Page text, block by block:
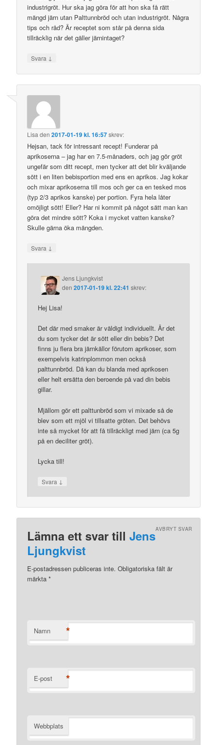
industrigröt. Hur ska jag göra för att hon ska få rätt
mängd järn utan Palttunnbröd och utan industrigröt. Några
tips och råd? Är receptet som står på denna sida
tillräcklig när det gäller järnintaget?
Svara ↓
Lisa den2017-01-19 kl. 16:57skrev:
Hejsan, tack för intressant recept! Funderar på
aprikoserna – jag har en 7.5-månaders, och jag gör gröt
ungefär som ditt recept, men tycker att det blir kväljande
sött i en liten bebisportion med ens en aprikos. Jag kokar
och mixar aprikoserna till mos och ger ca en tesked mos
(typ 2/3 aprikos kanske) per portion. Fyra hela låter
omöjligt sött! Eller? Har ni kommit på något sätt man kan
göra det mindre sött? Koka i mycket vatten kanske?
Skulle gärna öka mängden.
Svara ↓
Jens Ljungkvist
den2017-01-19 kl. 22:41 skrev:
Hej Lisa!
Det där med smaker är väldigt individuellt. Är det
du som tycker det är sött eller din bebis? Det
finns ju flera bra järnkällor förutom aprikoser, som
exempelvis katrinplommon men också
palttunnbröd. Då kan du blanda med aprikosen
eller helt ersätta den beroende på vad din bebis
gillar.
Mjällom gör ett palttunbröd som vi mixade så de
blev som ett mjöl vi tillsatte gröten. Det behövs
inte så mycket för att få tillräckligt med järn (ca 5g
på en deciliter gröt).
Lycka till!
Svara ↓
Lämna ett svar tillJens
Ljungkvist
AVBRYT SVAR
E-postadressen publiceras inte. Obligatoriska fält är
märkta*
Namn *
E-post *
Webbplats